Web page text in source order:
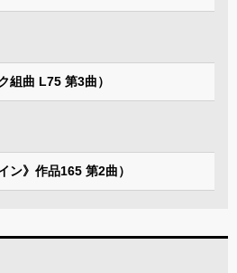
組曲 L75 第3曲）
ン》作品165 第2曲）